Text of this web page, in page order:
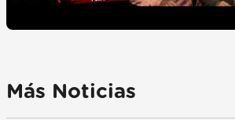
Más Noticias